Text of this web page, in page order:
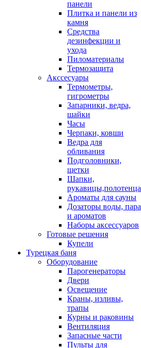
панели
Плитка и панели из
камня
Средства
дезинфекции и
ухода
Пиломатериалы
Термозащита
Аксcесуары
Термометры,
гигрометры
Запарники, ведра,
шайки
Часы
Черпаки, ковши
Ведра для
обливания
Подголовники,
щетки
Шапки,
рукавицы,полотенца
Ароматы для сауны
Дозаторы воды, пара
и ароматов
Наборы аксессуаров
Готовые решения
Купели
Турецкая баня
Оборудование
Парогенераторы
Двери
Освещение
Краны, изливы,
трапы
Курны и раковины
Вентиляция
Запасные части
Пульты для